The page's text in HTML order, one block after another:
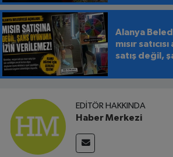
Alanya
mısır
satış değil,
EDITÖR HAKKINDA
Haber Merkezi